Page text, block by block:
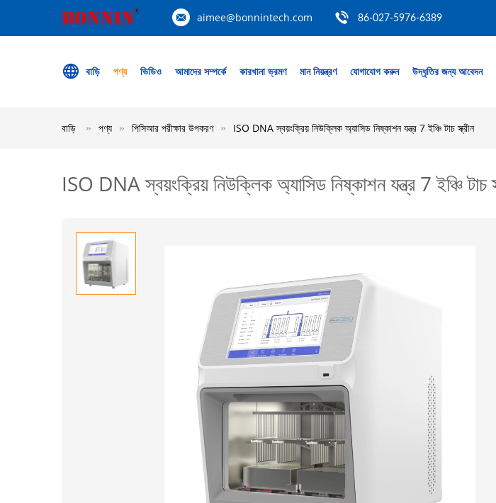
aimee@bonnintech.com 86-027-5976-6389
বাড়ি পণ্য ভিডিও আমাদের সম্পর্কে কারখানা ভ্রমণ মান নিয়ন্ত্রণ যোগাযোগ করুন উদ্ধৃতির জন্য আবেদন
বাড়ি পণ্য পিসিআর পরীক্ষার উপকরণ ISO DNA স্বয়ংক্রিয় নিউক্লিক অ্যাসিড নিষ্কাশন যন্ত্র 7 ইঞ্চি টাচ স্ক্রীন
ISO DNA স্বয়ংক্রিয় নিউক্লিক অ্যাসিড নিষ্কাশন যন্ত্র 7 ইঞ্চি টাচ